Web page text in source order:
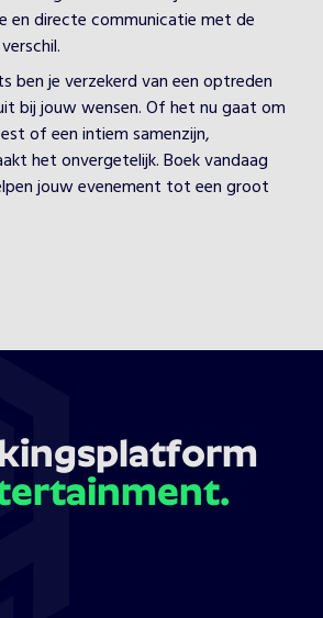
en directe communicatie met de
ben je verzekerd van een optreden
bij jouw wensen. Of het nu gaat om
of een intiem samenzijn,
het onvergetelijk. Boek vandaag
jouw evenement tot een groot